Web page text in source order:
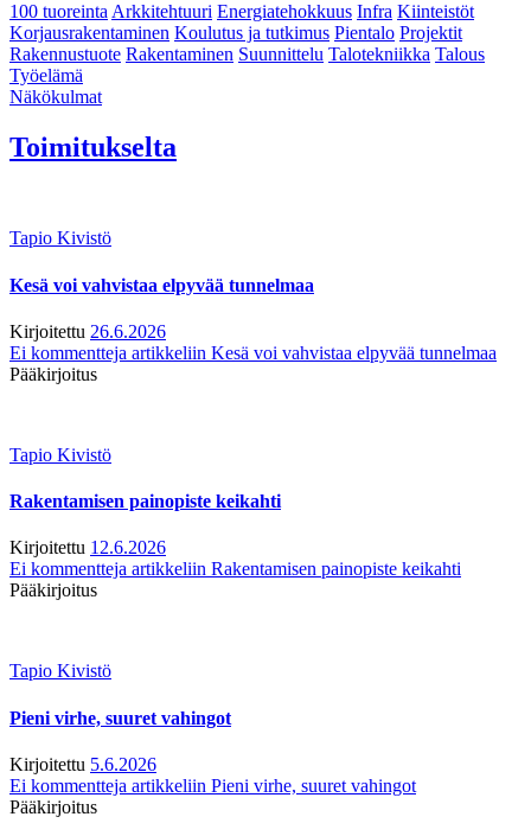
100 tuoreintaArkkitehtuuri Energiatehokkuus Infra Kiinteistöt
Korjausrakentaminen Koulutus ja tutkimus Pientalo Projektit
Rakennustuote Rakentaminen Suunnittelu Talotekniikka Talous
Työelämä
Näkökulmat
Toimitukselta
Tapio Kivistö
Kesä voi vahvistaa elpyvää tunnelmaa
Kirjoitettu 26.6.2026
Ei kommentteja artikkeliin Kesä voi vahvistaa elpyvää tunnelmaa
Pääkirjoitus
Tapio Kivistö
Rakentamisen painopiste keikahti
Kirjoitettu 12.6.2026
Ei kommentteja artikkeliin Rakentamisen painopiste keikahti
Pääkirjoitus
Tapio Kivistö
Pieni virhe, suuret vahingot
Kirjoitettu 5.6.2026
Ei kommentteja artikkeliin Pieni virhe, suuret vahingot
Pääkirjoitus